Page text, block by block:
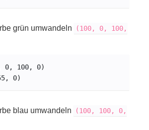
grün umwandeln
(100, 0, 100,
0, 100, 0)
0)
blau umwandeln
(100, 100, 0,